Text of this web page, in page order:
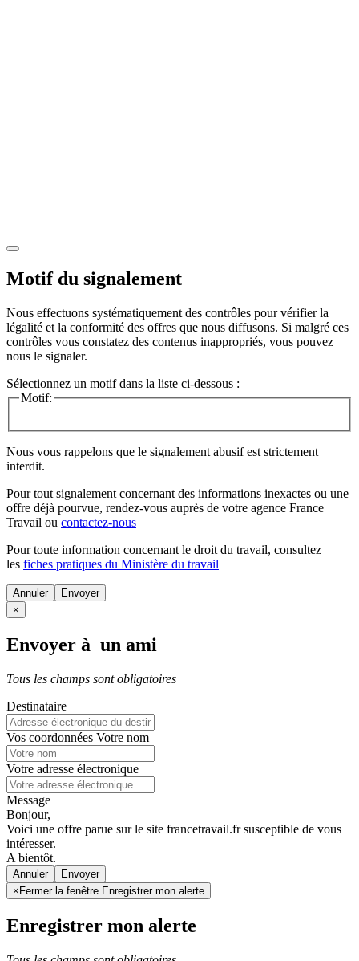
Motif du signalement
Nous effectuons systématiquement des contrôles pour vérifier la
légalité et la conformité des offres que nous diffusons. Si malgré ces
contrôles vous constatez des contenus inappropriés, vous pouvez
nous le signaler.
Sélectionnez un motif dans la liste ci-dessous :
Motif:
Nous vous rappelons que le signalement abusif est strictement
interdit.
Pour tout signalement concernant des informations inexactes ou une
offre déjà pourvue, rendez-vous auprès de votre agence France
Travail ou contactez-nous
Pour toute information concernant le droit du travail, consultez
les fiches pratiques du Ministère du travail
Annuler
×
Envoyer à un ami
Tous les champs sont obligatoires
Destinataire
Vos coordonnées Votre nom
Votre adresse électronique
Message
Bonjour,
Voici une offre parue sur le site francetravail.fr susceptible de vous
intéresser.
A bientôt.
Annuler
× Fermer la fenêtre Enregistrer mon alerte
Enregistrer mon alerte